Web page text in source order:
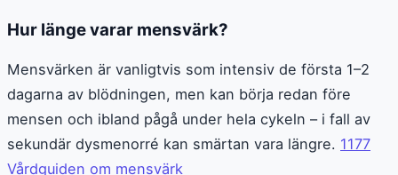
Hur länge varar mensvärk?
Mensvärken är vanligtvis som intensiv de första 1–2
dagarna av blödningen, men kan börja redan före
mensen och ibland pågå under hela cykeln – i fall av
sekundär dysmenorré kan smärtan vara längre. 1177
Vårdguiden om mensvärk